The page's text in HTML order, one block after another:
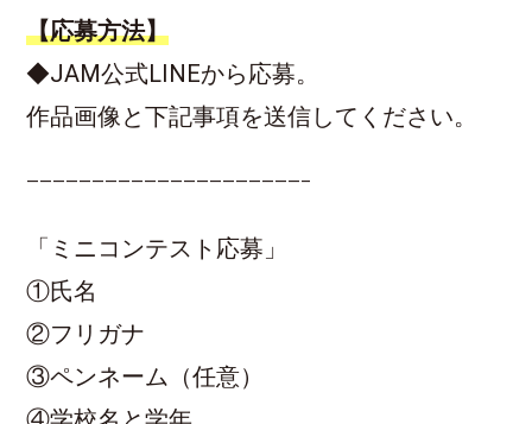
【応募方法】
◆JAM公式LINEから応募。
作品画像と下記事項を送信してください。
—————————————————————–
「ミニコンテスト応募」
①氏名
②フリガナ
③ペンネーム（任意）